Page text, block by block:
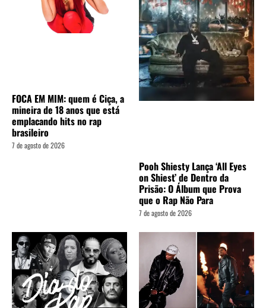
FOCA EM MIM: quem é Ciça, a
mineira de 18 anos que está
emplacando hits no rap
brasileiro
7 de agosto de 2026
Pooh Shiesty Lança ‘All Eyes
on Shiest’ de Dentro da
Prisão: O Álbum que Prova
que o Rap Não Para
7 de agosto de 2026